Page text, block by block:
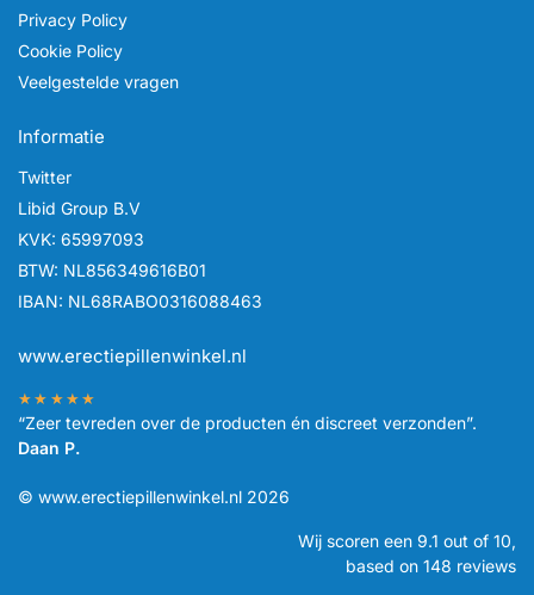
Privacy Policy
Cookie Policy
Veelgestelde vragen
Informatie
Twitter
Libid Group B.V
KVK: 65997093
BTW: NL856349616B01
IBAN: NL68RABO0316088463
www.erectiepillenwinkel.nl
★★★★★
“Zeer tevreden over de producten én discreet verzonden”.
Daan P.
© www.erectiepillenwinkel.nl 2026
Wij scoren een 9.1 out of 10,
based on 148 reviews